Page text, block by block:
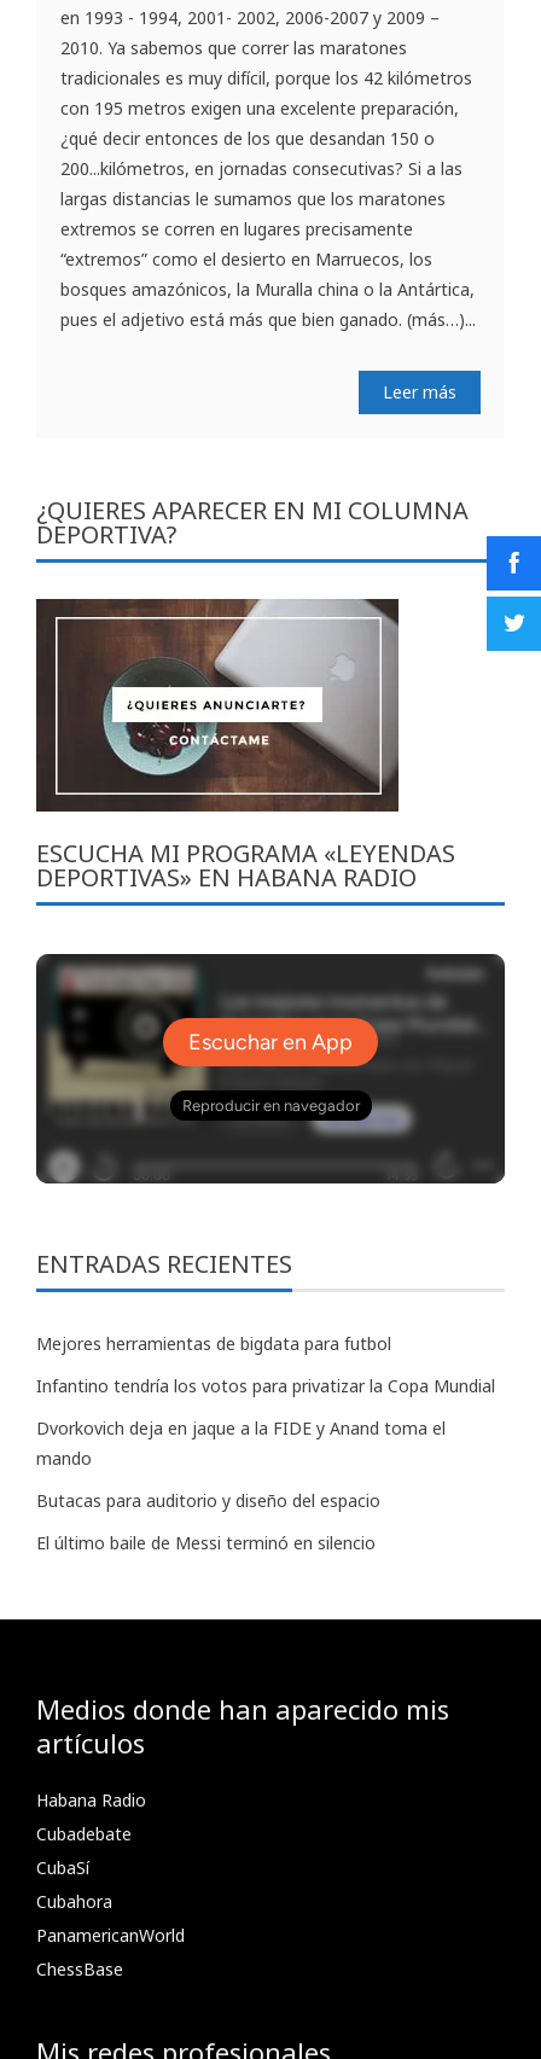
en 1993 - 1994, 2001- 2002, 2006-2007 y 2009 –
2010. Ya sabemos que correr las maratones
tradicionales es muy difícil, porque los 42 kilómetros
con 195 metros exigen una excelente preparación,
¿qué decir entonces de los que desandan 150 o
200...kilómetros, en jornadas consecutivas? Si a las
largas distancias le sumamos que los maratones
extremos se corren en lugares precisamente
“extremos” como el desierto en Marruecos, los
bosques amazónicos, la Muralla china o la Antártica,
pues el adjetivo está más que bien ganado. (más…)...
Leer más
¿QUIERES APARECER EN MI COLUMNA
DEPORTIVA?
ESCUCHA MI PROGRAMA «LEYENDAS
DEPORTIVAS» EN HABANA RADIO
ENTRADAS RECIENTES
Mejores herramientas de bigdata para futbol
Infantino tendría los votos para privatizar la Copa Mundial
Dvorkovich deja en jaque a la FIDE y Anand toma el
mando
Butacas para auditorio y diseño del espacio
El último baile de Messi terminó en silencio
Medios donde han aparecido mis
artículos
Habana Radio
Cubadebate
CubaSí
Cubahora
PanamericanWorld
ChessBase
Mis redes profesionales